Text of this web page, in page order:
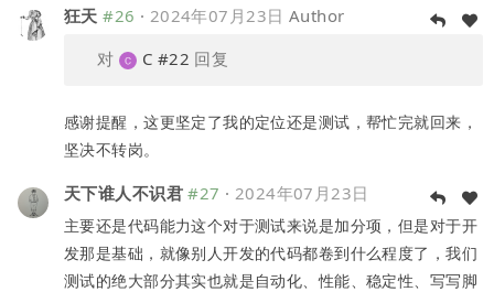
狂天 #26 · 2024年07月23日 Author
对
C #22 回复
感谢提醒，这更坚定了我的定位还是测试，帮忙完就回来，
坚决不转岗。
天下谁人不识君 #27 · 2024年07月23日
主要还是代码能力这个对于测试来说是加分项，但是对于开
发那是基础，就像别人开发的代码都卷到什么程度了，我们
测试的绝大部分其实也就是自动化、性能、稳定性、写写脚